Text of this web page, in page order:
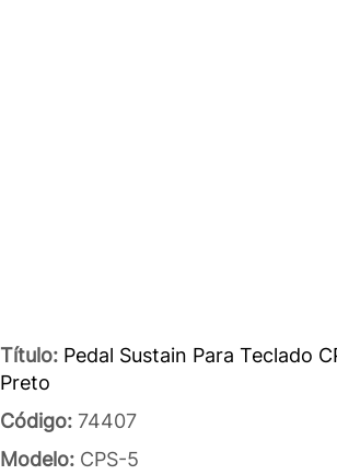
Título: Pedal Sustain Para Teclado
Preto
Código: 74407
Modelo: CPS-5